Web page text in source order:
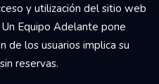
y utilización del sitio web
Equipo Adelante pone
de los usuarios implica su
reservas.